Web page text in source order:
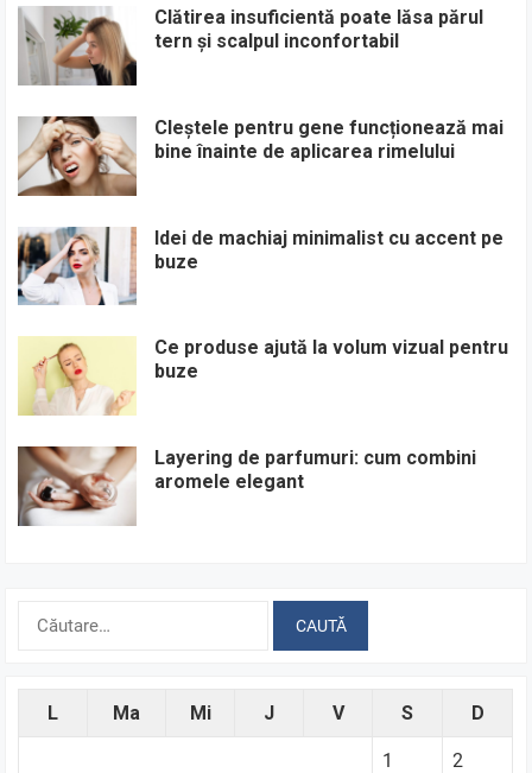
Clătirea insuficientă poate lăsa părul
tern și scalpul inconfortabil
Cleștele pentru gene funcționează mai
bine înainte de aplicarea rimelului
Idei de machiaj minimalist cu accent pe
buze
Ce produse ajută la volum vizual pentru
buze
Layering de parfumuri: cum combini
aromele elegant
L Ma Mi J V S D
1 2